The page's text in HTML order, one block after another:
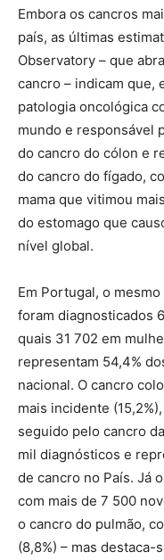
Embora os cancros
país, as últimas
Observatory – que
cancro – indicam que,
patologia oncológica
mundo e responsável
do cancro do cólon e
do cancro do fígado,
mama que vitimou
do estomago que
nível global.
Em Portugal, o
foram diagnosticados
quais 31 702 em
representam 54,4%
nacional. O cancro
mais incidente
seguido pelo cancro
mil diagnósticos e
de cancro no País. Já
com mais de 7 500
o cancro do pulmão,
(8,8%) – mas